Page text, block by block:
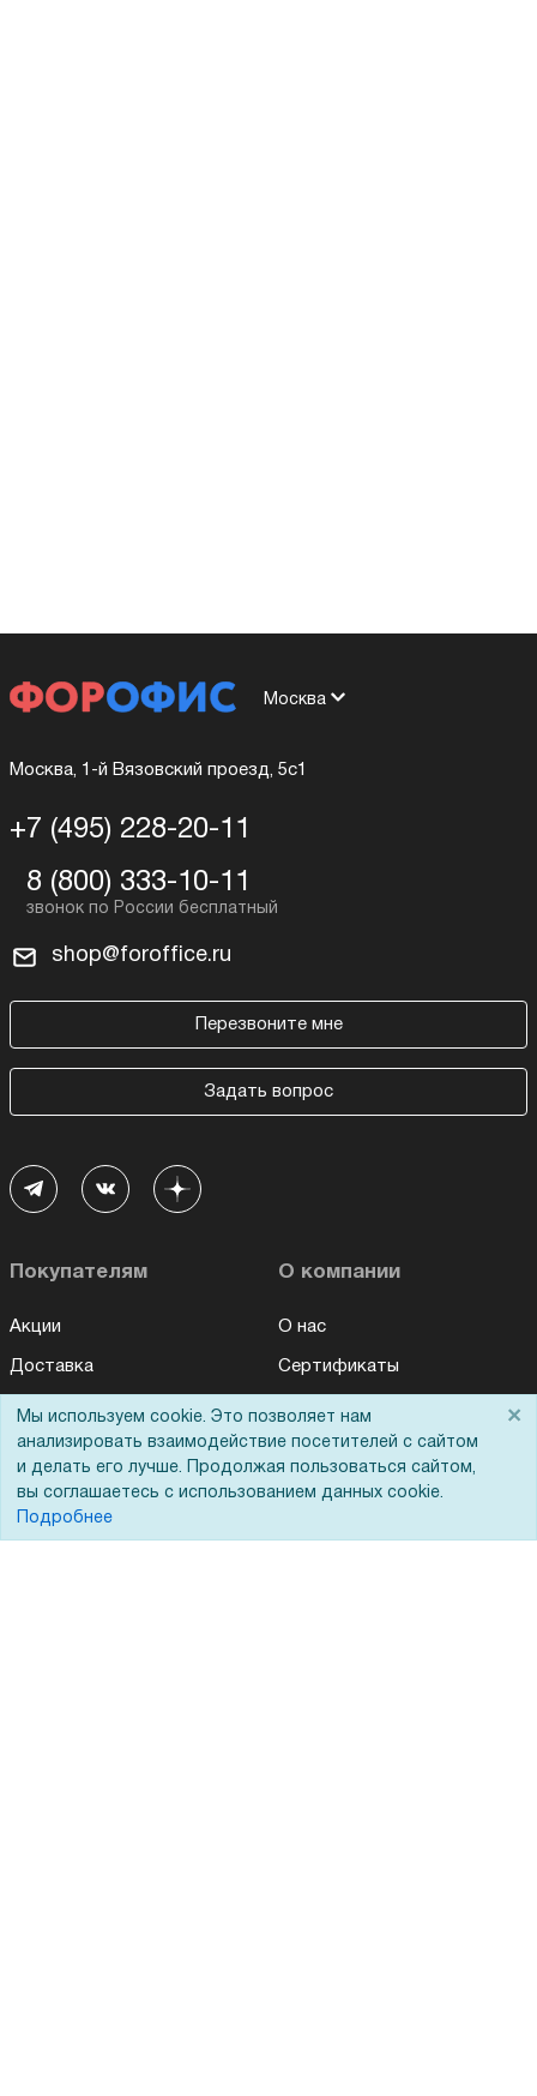
Москва
Москва, 1-й Вязовский проезд, 5с1
+7 (495) 228-20-11
8 (800) 333-10-11
shop@foroffice.ru
Перезвоните мне
Задать вопрос
Покупателям
Акции
Доставка
Оплата
Для дилеров
Лизинг
Кредитование
О компании
О нас
Сертификаты
Статьи
Контакты
Мы используем cookie. Это позволяет нам
анализировать взаимодействие посетителей с сайтом
и делать его лучше. Продолжая пользоваться сайтом,
вы соглашаетесь с использованием данных cookie.
Подробнее
×